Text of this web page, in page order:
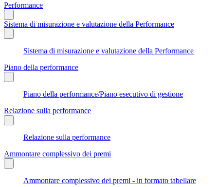
Performance
Sistema di misurazione e valutazione della Performance
Sistema di misurazione e valutazione della Performance
Piano della performance
Piano della performance/Piano esecutivo di gestione
Relazione sulla performance
Relazione sulla performance
Ammontare complessivo dei premi
Ammontare complessivo dei premi - in formato tabellare